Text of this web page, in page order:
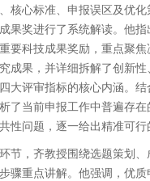
核心标准、申报误区及优
果奖进行了系统解读。他
要科技成果奖励，重点聚
成果，并详细拆解了创新
大评审指标的核心内涵。
了当前申报工作中普遍存
性问题，逐一给出精准可行
节，齐教授围绕选题策划
骤重点讲解。他强调，优